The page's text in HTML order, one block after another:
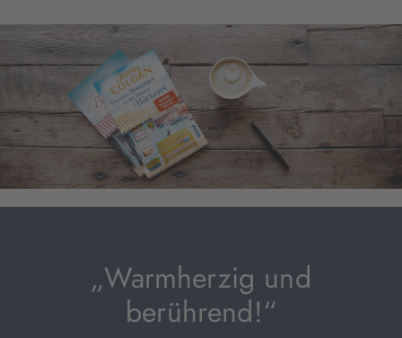
„Warmherzig und
berührend!“